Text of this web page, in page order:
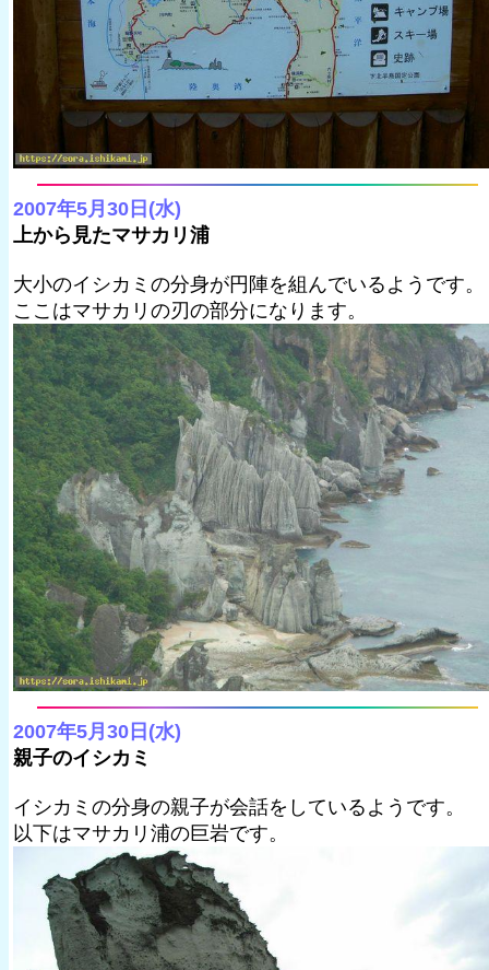
2007年5月30日(水)
上から見たマサカリ浦
大小のイシカミの分身が円陣を組んでいるようです。
ここはマサカリの刃の部分になります。
2007年5月30日(水)
親子のイシカミ
イシカミの分身の親子が会話をしているようです。
以下はマサカリ浦の巨岩です。